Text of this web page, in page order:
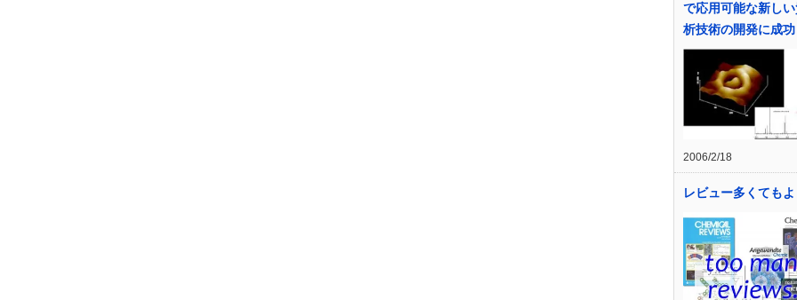
で応用可能な新し
析技術の開発に成功
2006/2/18
レビュー多くても